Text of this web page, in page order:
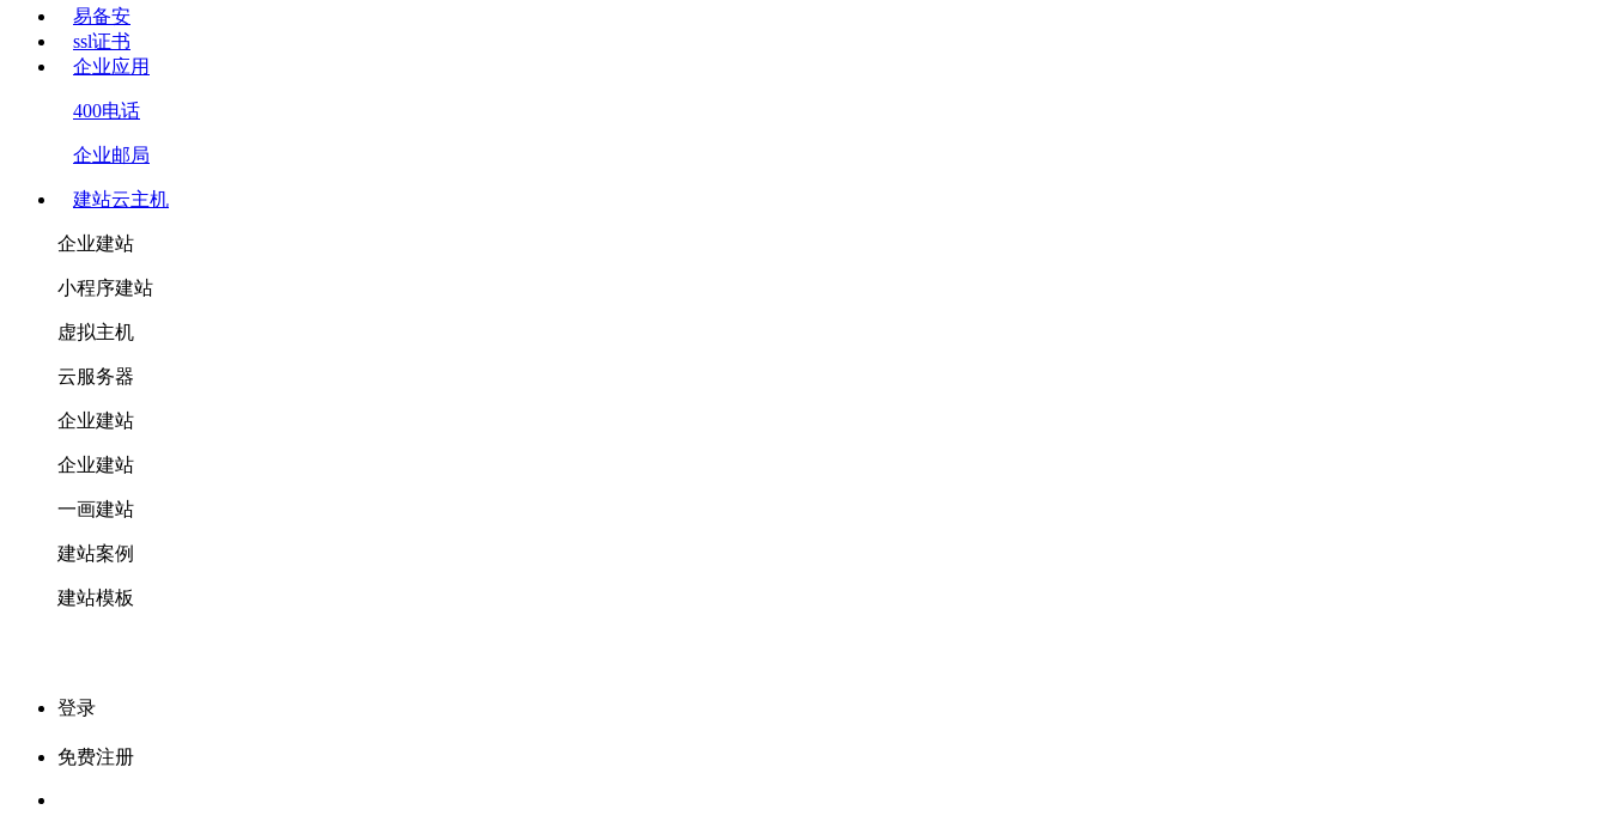
易备安
ssl证书
企业应用
400电话
企业邮局
建站云主机
企业建站
小程序建站
虚拟主机
云服务器
企业建站
企业建站
一画建站
建站案例
建站模板
登录
免费注册